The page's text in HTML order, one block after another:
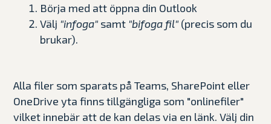
Börja med att öppna din Outlook
Välj "infoga" samt "bifoga fil" (precis som du
brukar).
Alla filer som sparats på Teams, SharePoint eller
OneDrive yta finns tillgängliga som "onlinefiler"
vilket innebär att de kan delas via en länk. Välj din